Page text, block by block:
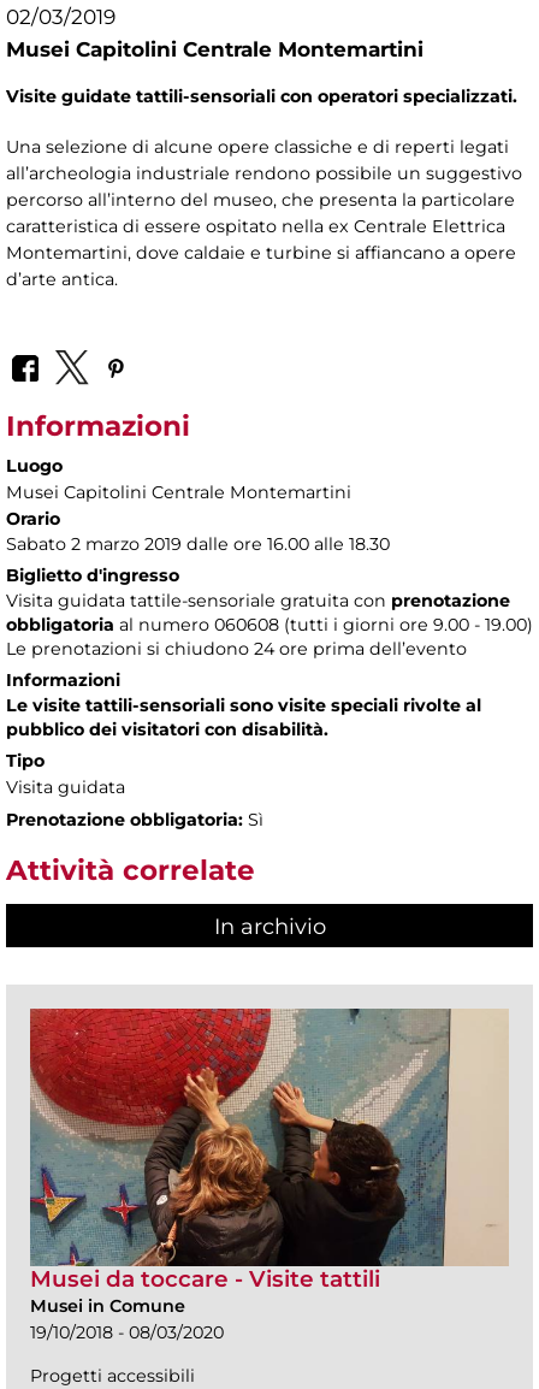
02/03/2019
Musei Capitolini Centrale Montemartini
Visite guidate tattili-sensoriali con operatori specializzati.
Una selezione di alcune opere classiche e di reperti legati
all’archeologia industriale rendono possibile un suggestivo
percorso all’interno del museo, che presenta la particolare
caratteristica di essere ospitato nella ex Centrale Elettrica
Montemartini, dove caldaie e turbine si affiancano a opere
d’arte antica.
Informazioni
Luogo
Musei Capitolini Centrale Montemartini
Orario
Sabato 2 marzo 2019 dalle ore 16.00 alle 18.30
Biglietto d'ingresso
Visita guidata tattile-sensoriale gratuita con prenotazione
obbligatoria al numero 060608 (tutti i giorni ore 9.00 - 19.00)
Le prenotazioni si chiudono 24 ore prima dell’evento
Informazioni
Le visite tattili-sensoriali sono visite speciali rivolte al
pubblico dei visitatori con disabilità.
Tipo
Visita guidata
Prenotazione obbligatoria: Sì
Attività correlate
In archivio
Musei da toccare - Visite tattili
Musei in Comune
19/10/2018 - 08/03/2020
Progetti accessibili